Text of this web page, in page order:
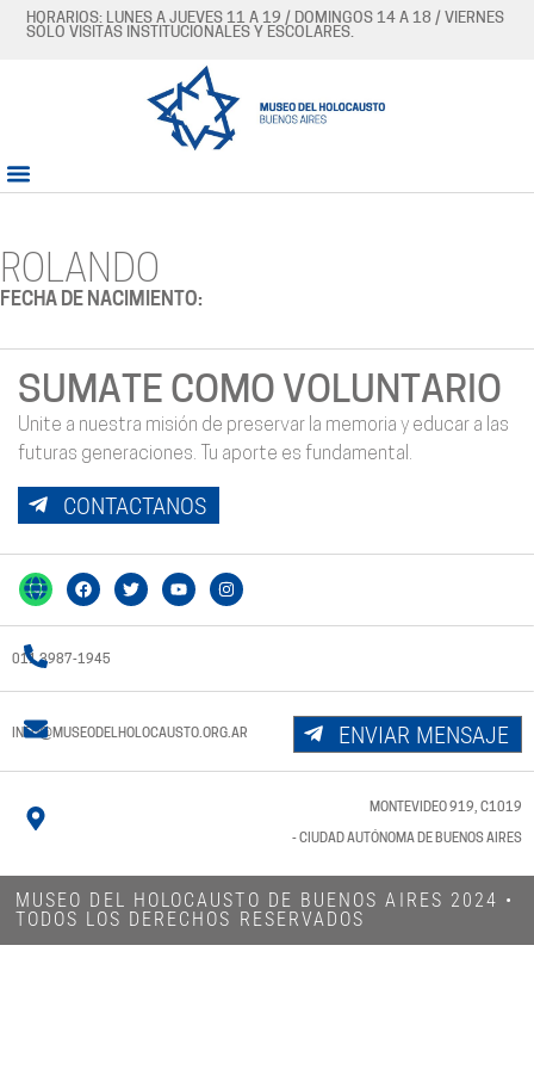
HORARIOS: LUNES A JUEVES 11 A 19 / DOMINGOS 14 A 18 / VIERNES
SÓLO VISITAS INSTITUCIONALES Y ESCOLARES.
ROLANDO
FECHA DE NACIMIENTO:
SUMATE COMO VOLUNTARIO
Unite a nuestra misión de preservar la memoria y educar a las
futuras generaciones. Tu aporte es fundamental.
CONTACTANOS
011 3987-1945
INFO@MUSEODELHOLOCAUSTO.ORG.AR ENVIAR MENSAJE
MONTEVIDEO 919, C1019
- CIUDAD AUTÓNOMA DE BUENOS AIRES
MUSEO DEL HOLOCAUSTO DE BUENOS AIRES 2024​ •
TODOS LOS DERECHOS RESERVADOS